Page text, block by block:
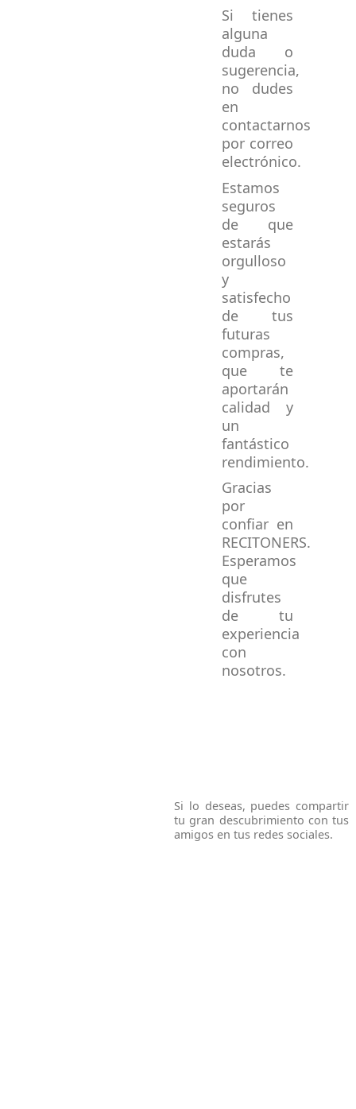
Si tienes
alguna
duda o
sugerencia,
no dudes
en
contactarnos
por correo
electrónico.
Estamos
seguros
de que
estarás
orgulloso
y
satisfecho
de tus
futuras
compras,
que te
aportarán
calidad y
un
fantástico
rendimiento.
Gracias
por
confiar en
RECITONERS.
Esperamos
que
disfrutes
de tu
experiencia
con
nosotros.
Si lo deseas, puedes compartir
tu gran descubrimiento con tus
amigos en tus redes sociales.